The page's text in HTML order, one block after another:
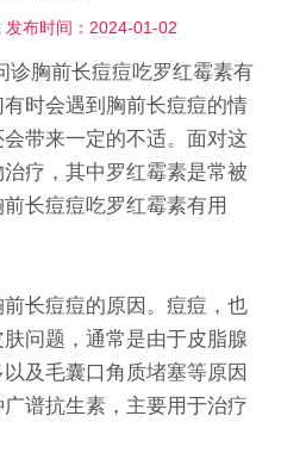
发布时间：2024-01-02
胸前长痘痘吃罗红霉素有
时会遇到胸前长痘痘的情
带来一定的不适。面对这
疗，其中罗红霉素是常被
长痘痘吃罗红霉素有用
长痘痘的原因。痘痘，也
问题，通常是由于皮脂腺
及毛囊口角质堵塞等原因
谱抗生素，主要用于治疗